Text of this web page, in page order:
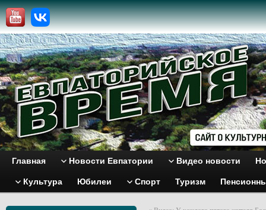
Главная Новости Евпатории Видео новости
Культура Юбилеи Спорт Туризм